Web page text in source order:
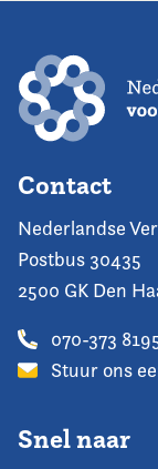
Contact
Nederlandse
Postbus 30435
2500 GK Den
070-373
Stuur ons
Snel naar